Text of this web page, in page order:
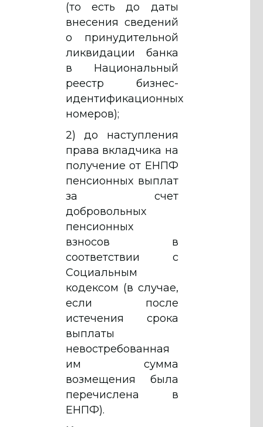
(то есть до даты
внесения сведений
о принудительной
ликвидации банка
в Национальный
реестр бизнес-
идентификационных
номеров);
2) до наступления
права вкладчика на
получение от ЕНПФ
пенсионных выплат
за счет
добровольных
пенсионных
взносов в
соответствии с
Социальным
кодексом (в случае,
если после
истечения срока
выплаты
невостребованная
им сумма
возмещения была
перечислена в
ЕНПФ).